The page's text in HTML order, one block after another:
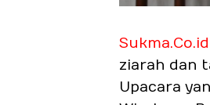
ziarah dan
Upacara